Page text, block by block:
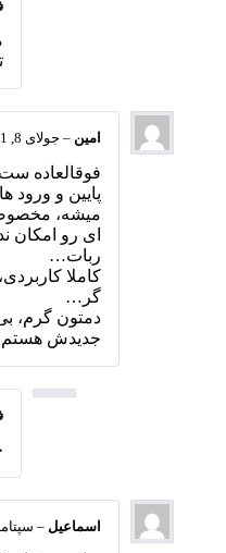
امین – جولای 8, 2021
فوقالعاده ست
پایین و
میشه،
ای رو امکان
ربات…
کاملا
گر…
دمتون گرم،
جدیدش
اسماعیل – سپتامبر 16,